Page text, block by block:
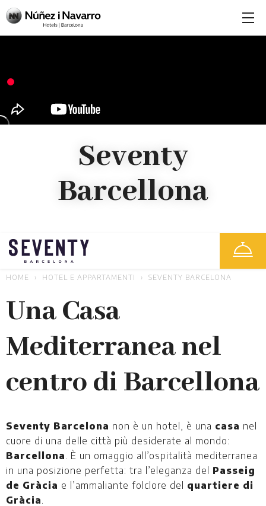
Seventy
Barcellona
HOME HOTEL E APPARTAMENTI SEVENTY BARCELONA
Una Casa
Mediterranea nel
centro di Barcellona
Seventy Barcelona non è un hotel, è una casa nel
cuore di una delle città più desiderate al mondo:
Barcellona. È un omaggio all’ospitalità mediterranea
in una posizione perfetta: tra l’eleganza del Passeig
de Gràcia e l’ammaliante folclore del quartiere di
Gràcia.